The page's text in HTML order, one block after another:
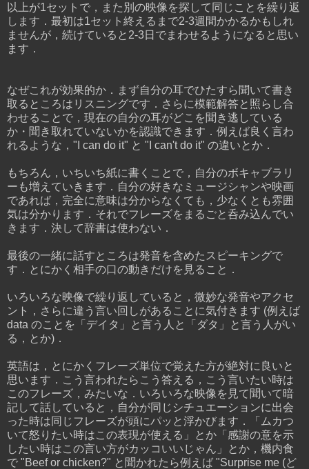
以上が1セットで，また別の映像を探して同じことを繰り返
します．最初は1セット終えるまで2-3週間かかるかもしれ
ませんが，続けていると2-3日でまわせるようになると思い
ます．
なぜこれが効果的か．まず自分の耳でひたすら聞いて書き
取るところはリスニングです．さらに模範解答と照らし合
わせることで，現在の自分の耳がどこを聞き逃している
か・聞き取れていないかを認識できます．例えば良く言わ
れるような，"I can do it" と "I can't do it" の違いとか．
もちろん，いちいち紙に書くことで，自分のボキャブラリ
ーも増えていきます．自分の好きなミュージシャンや映画
であれば，完全に意味は分からなくても，少なくとも雰囲
気は分かります．それでフレーズをまるごと呑み込んでい
きます．決して辞書は使わない．
最後の一緒に話すところは発音を含めたスピーキングで
す．とにかく相手の口の動きだけを見ること．
いろいろな映像で繰り返していると，微妙な発音やアクセ
ント，さらに違う言い回しがあることに気付きます (例えば
data のことを「デイタ」と言う人と「ダタ」と言う人がい
る，とか)．
英語は，とにかくフレーズ単位で覚えた方が絶対に良いと
思います．こう言われたらこう答える，こう言いたい時は
このフレーズ，みたいな．いろいろな映像を見て聞いて暗
記して話していると，自分が同じシチュエーションに出会
った時は同じフレーズが頭にパッと浮かびます．「ムカつ
いて怒りたい時はこの表現が使える」とか「感謝の意を示
したい時はこの言い方がカッコいいじゃん」とか，機内食
で "Beef or chicken?" と聞かれたら例えば "Surprise me (ど